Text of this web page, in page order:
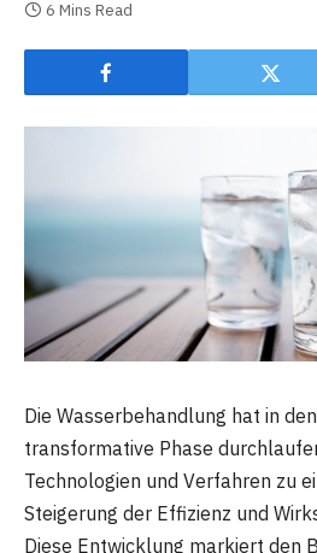
6 Mins Read
Die Wasserbehandlung hat in
transformative Phase
Technologien und Verfahren zu
Steigerung der Effizienz und
Diese Entwicklung markiert den